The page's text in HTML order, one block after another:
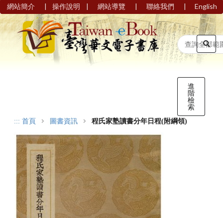
網站簡介 | 操作說明 | 網站導覽 | 聯絡我們 | English
進
階
檢
索
::: 首頁 圖書資訊 程氏家塾讀書分年日程(附綱領)